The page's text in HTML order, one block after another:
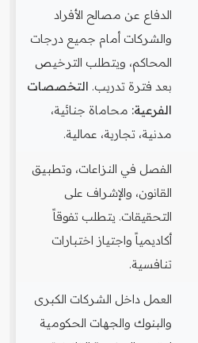
الدفاع عن مصالح الأفراد
والشركات أمام جميع درجات
المحاكم، ويتطلب الترخيص
بعد فترة تدريب. التخصصات
الفرعية: محاماة جنائية،
مدنية، تجارية، عمالية.
الفصل في النزاعات، وتطبيق
القانون، والإشراف على
التحقيقات. يتطلب تفوقاً
أكاديمياً واجتياز اختبارات
تنافسية.
العمل داخل الشركات الكبرى
والبنوك والجهات الحكومية